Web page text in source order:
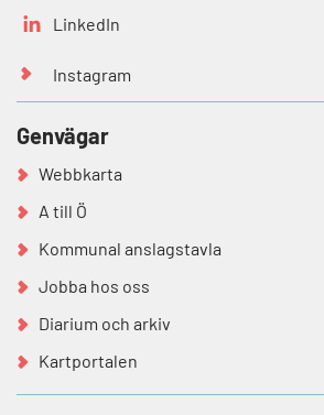
LinkedIn
Instagram
Genvägar
Webbkarta
A till Ö
Kommunal anslagstavla
Jobba hos oss
Diarium och arkiv
Kartportalen